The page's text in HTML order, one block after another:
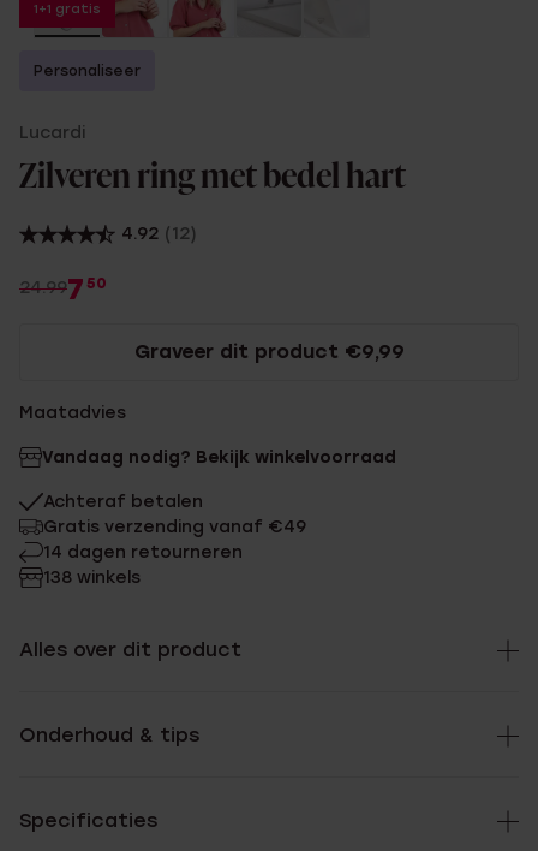
1+1 gratis
Personaliseer
Lucardi
Zilveren ring met bedel hart
4.92 (12)
24.997 50
Graveer dit product €9,99
Maatadvies
Vandaag nodig? Bekijk winkelvoorraad
Achteraf betalen
Gratis verzending vanaf €49
14 dagen retourneren
138 winkels
Alles over dit product
Onderhoud & tips
Specificaties